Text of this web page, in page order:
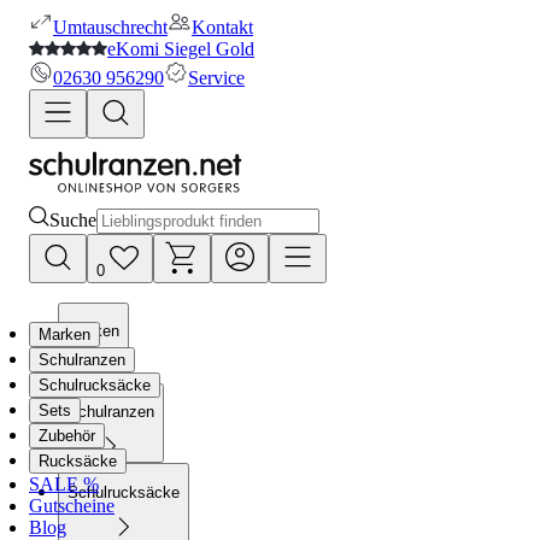
Umtauschrecht
Kontakt
eKomi Siegel Gold
02630 956290
Service
Suche
0
Marken
Schulranzen
Schulrucksäcke
Marken
Schulranzen
Schulrucksäcke
Sets
Zubehör
Rucksäcke
SALE %
Gutscheine
Blog